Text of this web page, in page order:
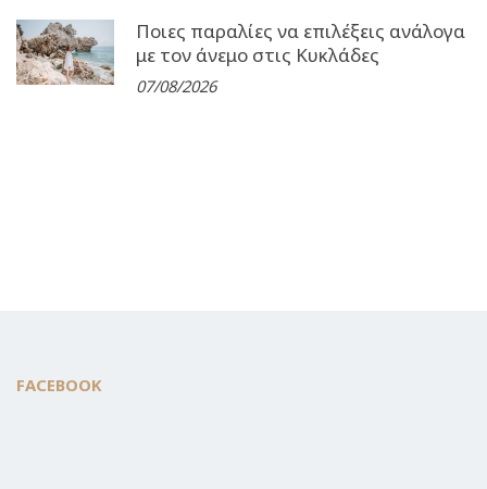
Ποιες παραλίες να επιλέξεις ανάλογα
με τον άνεμο στις Κυκλάδες
07/08/2026
FACEBOOK